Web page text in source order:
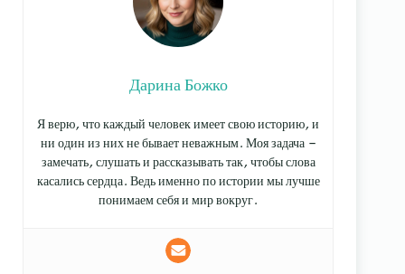
Дарина Божко
Я верю, что каждый человек имеет свою историю, и
ни один из них не бывает неважным. Моя задача —
замечать, слушать и рассказывать так, чтобы слова
касались сердца. Ведь именно по истории мы лучше
понимаем себя и мир вокруг.